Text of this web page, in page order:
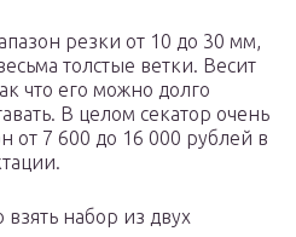
резки от 10 до 30 мм,
толстые ветки. Весит
что его можно долго
В целом секатор очень
от 7 600 до 16 000 рублей в
набор из двух